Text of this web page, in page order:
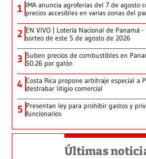
1 IMA anuncia agroferias del 7 de agosto
precios accesibles en varias zonas del
2 EN VIVO | Lotería Nacional de Panamá
sorteo de este 5 de agosto de 2026
3 Suben precios de combustibles en
$0.26 por galón
4 Costa Rica propone arbitraje especial a
destrabar litigio comercial
5 Presentan ley para prohibir gastos y
funcionarios
Últimas